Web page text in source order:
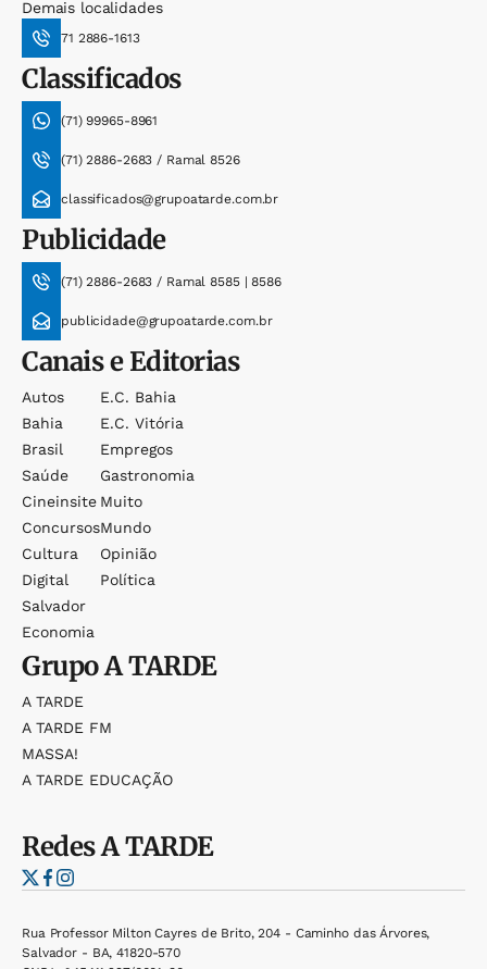
Demais localidades
71 2886-1613
Classificados
(71) 99965-8961
(71) 2886-2683 / Ramal 8526
classificados@grupoatarde.com.br
Publicidade
(71) 2886-2683 / Ramal 8585 | 8586
publicidade@grupoatarde.com.br
Canais e Editorias
Autos
Bahia
Brasil
Saúde
Cineinsite
Concursos
Cultura
Digital
Salvador
Economia
E.c. Bahia
E.c. Vitória
Empregos
Gastronomia
Muito
Mundo
Opinião
Política
GrupoA TARDE
A TARDE
A TARDE FM
MASSA!
A TARDE EDUCAÇÃO
RedesA TARDE
Rua Professor Milton Cayres de Brito, 204 - Caminho das Árvores,
Salvador - BA, 41820-570